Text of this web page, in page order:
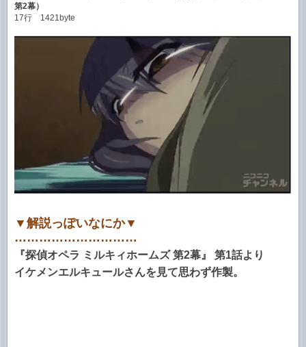
第2幕）
17行 1421byte
▼解説っぽいなにか▼
…………………………
『探偵オペラ ミルキィホームズ 第2幕』 第1話より
イケメンエルキュールさんを見て思わず作製。